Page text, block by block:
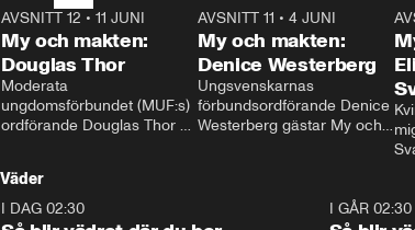
26:27
AVSNITT 12 • 11 JUNI
My och makten:
Douglas Thor
Moderata
ungdomsförbundet (MUF:s)
ordförande Douglas Thor
tonårsutvisningarna och hur
Moderaterna ska locka
väljare till valet i höst.
23:40
AVSNITT 11 •4 JUNI
My och makten:
Denice Westerberg
Ungsvenskarnas
förbundsordförande Denice
Westerberg gästar My och
Väder
I DAG 02:30 I GÅR 02:30